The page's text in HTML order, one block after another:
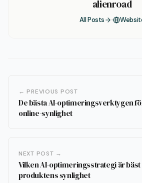
alienroad
All Posts
← PREVIOUS POST
De bästa AI-optimeringsverktygen
online-synlighet
NEXT POST →
Vilken AI-optimeringsstrategi är
produktens synlighet